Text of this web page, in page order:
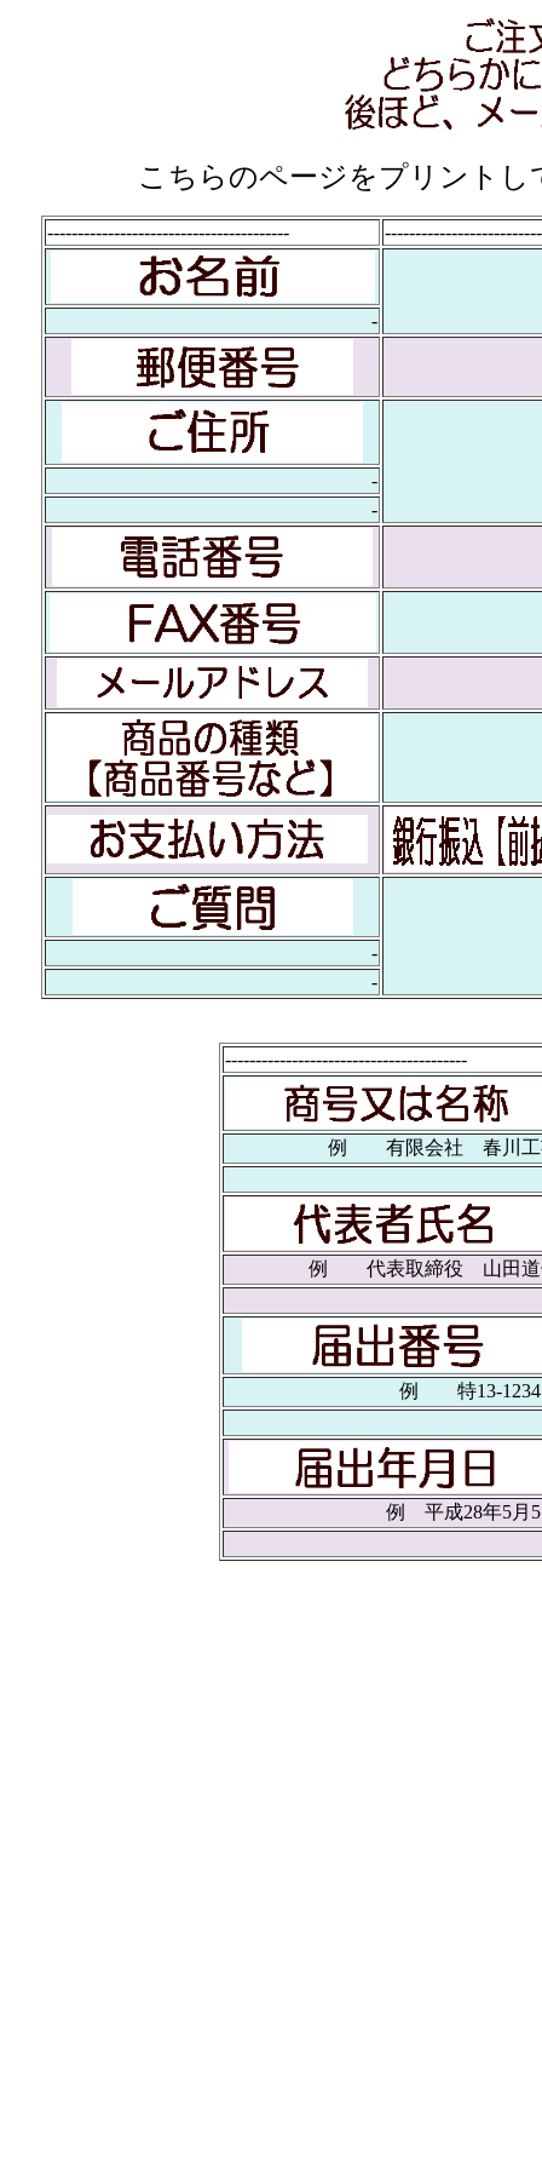
こちらのページをプリントし
----------------------------------------
-
-
-
-
-
----------------------------------------
例 有限会社 春川工
例 代表取締役 山田道
例 特13-
例 平成28年5月